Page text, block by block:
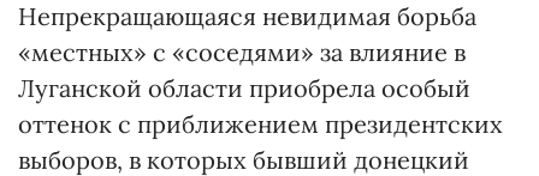
Непрекращающаяся невидимая борьба
«местных» с «соседями» за влияние в
Луганской области приобрела особый
оттенок с приближением президентских
выборов, в которых бывший донецкий